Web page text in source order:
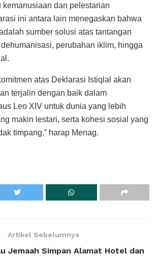
kemanusiaan dan pelestarian
ini antara lain menegaskan bahwa
sumber solusi atas tantangan
perubahan iklim, hingga
atas Deklarasi Istiqlal akan
terjalin dengan baik dalam
Leo XIV untuk dunia yang lebih
makin lestari, serta kohesi sosial yang
timpang,” harap Menag.
Artikel Sebelumnya
Jemaah Simpan Alamat Hotel dan